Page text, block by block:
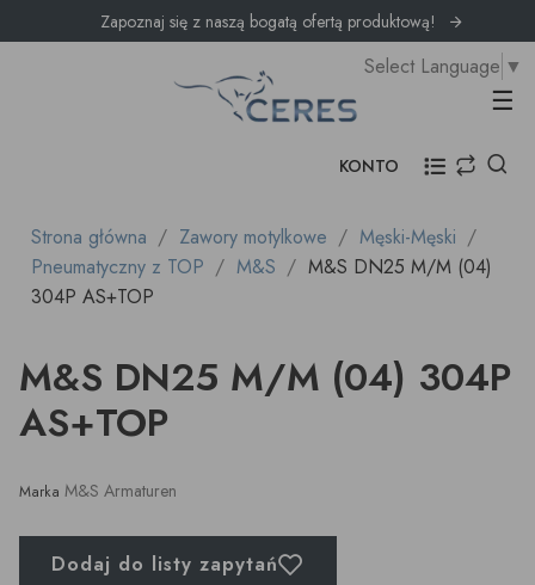
Zapoznaj się z naszą bogatą ofertą produktową!
☰
Select Language ▼
KONTO
Strona główna Zawory motylkowe
Męski-Męski
Pneumatyczny z TOP
M&S
M&S DN25 M/M (04)
304P AS+TOP
M&S DN25 M/M (04) 304P
AS+TOP
Marka M&S Armaturen
Dodaj do listy zapytań